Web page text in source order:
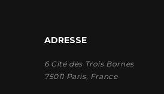
ADRESSE
6 Cité des Trois Bornes
75011 Paris, France